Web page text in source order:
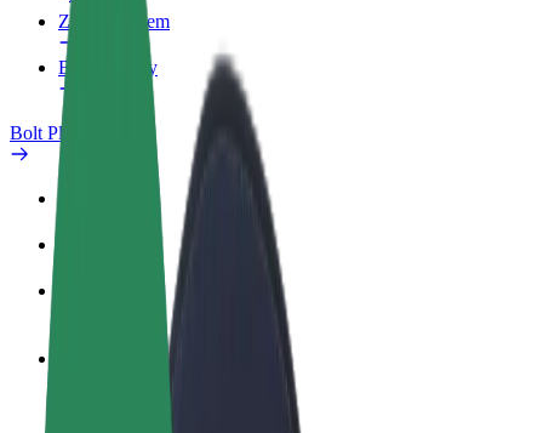
Zgłoś problem
Baza wiedzy
Bolt Plus
Zarabiaj na swoich warunkach